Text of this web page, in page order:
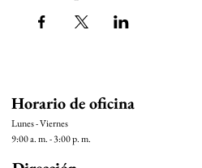
Horario de oficina
Lunes - Viernes
9:00 a. m. - 3:00 p. m.